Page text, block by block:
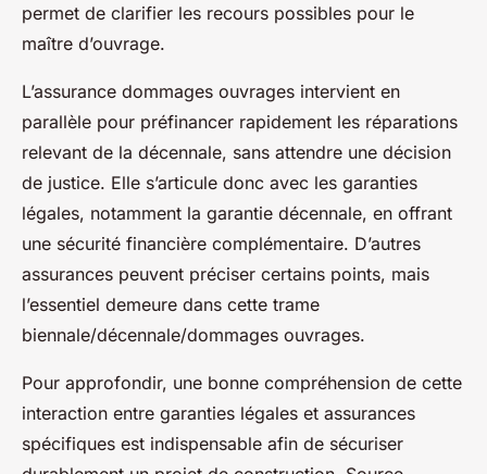
permet de clarifier les recours possibles pour le
maître d’ouvrage.
L’assurance dommages ouvrages intervient en
parallèle pour préfinancer rapidement les réparations
relevant de la décennale, sans attendre une décision
de justice. Elle s’articule donc avec les garanties
légales, notamment la garantie décennale, en offrant
une sécurité financière complémentaire. D’autres
assurances peuvent préciser certains points, mais
l’essentiel demeure dans cette trame
biennale/décennale/dommages ouvrages.
Pour approfondir, une bonne compréhension de cette
interaction entre garanties légales et assurances
spécifiques est indispensable afin de sécuriser